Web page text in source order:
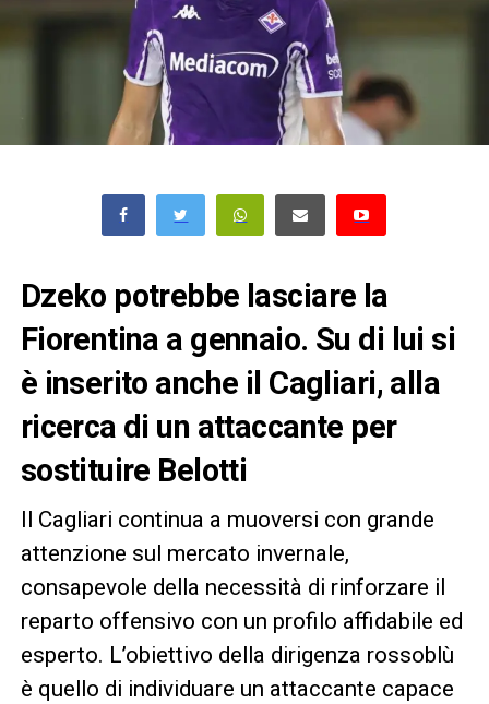
Dzeko potrebbe lasciare la
Fiorentina a gennaio. Su di lui si
è inserito anche il Cagliari, alla
ricerca di un attaccante per
sostituire Belotti
Il Cagliari continua a muoversi con grande
attenzione sul mercato invernale,
consapevole della necessità di rinforzare il
reparto offensivo con un profilo affidabile ed
esperto. L’obiettivo della dirigenza rossoblù
è quello di individuare un attaccante capace